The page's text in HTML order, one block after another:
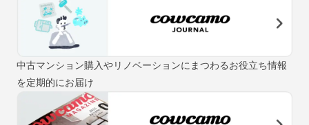
中古マンション購入やリノベーションにまつわるお役立ち情報
を定期的にお届け